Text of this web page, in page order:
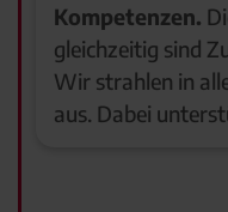
Kompetenzen.
gleichzeitig sind
Wir strahlen in
aus. Dabei